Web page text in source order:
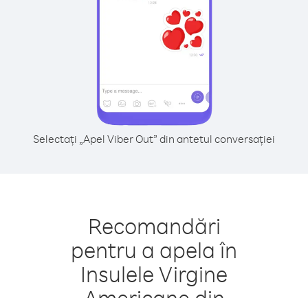
Selectați „Apel Viber Out” din antetul conversației
Recomandări
pentru a apela în
Insulele Virgine